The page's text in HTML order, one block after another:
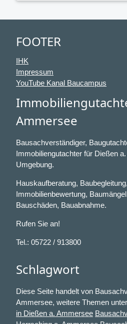
FOOTER
IHK
Impressum
YouTube Kanal Baucampus
Ammersee
Bausachverständiger,
Immobiliengutachter für Dießen
Umgebung.
Hauskaufberatung,
Immobilienbewertung,
Bauschäden, Bauabnahme.
Rufen Sie an!
Tel.: 05722 / 913800
Schlagwort
Diese Seite handelt von
Ammersee, weitere Themen
in Dießen a. Ammersee